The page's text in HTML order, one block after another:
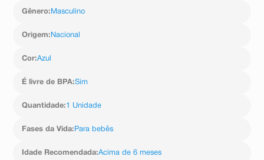
Gênero: Masculino
Origem: Nacional
Cor:Azul
É livre de BPA:Sim
Quantidade:1 Unidade
Fases da Vida: Para bebês
Idade Recomendada:Acima de 6 meses